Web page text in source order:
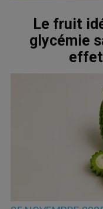
Le fruit
glycémie